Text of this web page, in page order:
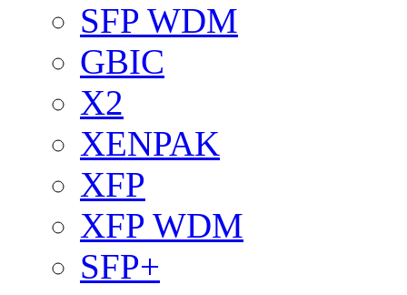
SFP WDM
GBIC
X2
XENPAK
XFP
XFP WDM
SFP+